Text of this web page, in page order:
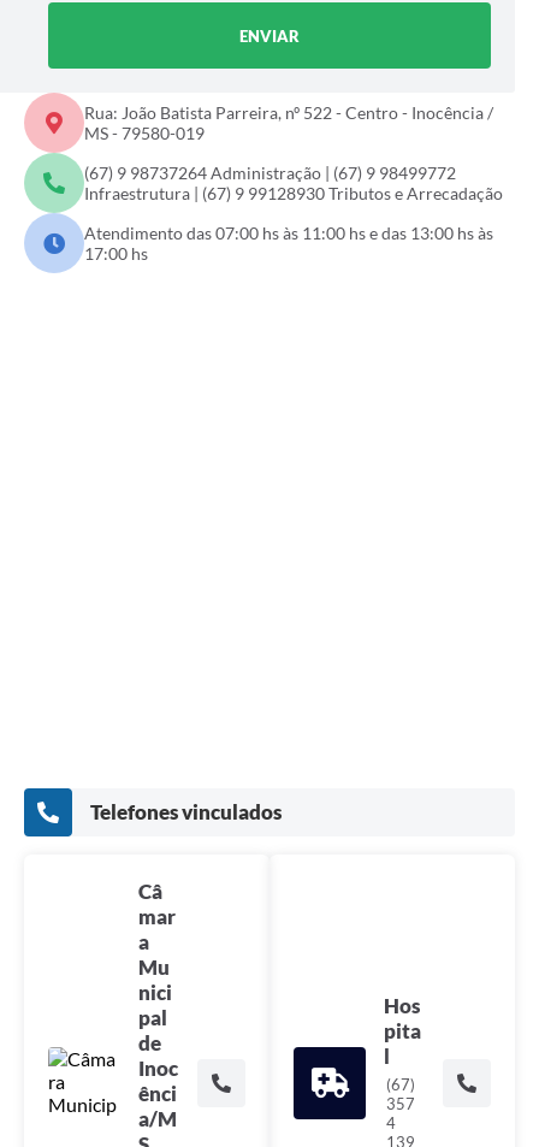
ENVIAR
Rua: João Batista Parreira, nº 522 - Centro - Inocência /
MS - 79580-019
(67) 9 98737264 Administração | (67) 9 98499772
Infraestrutura | (67) 9 99128930 Tributos e Arrecadação
Atendimento das 07:00 hs às 11:00 hs e das 13:00 hs às
17:00 hs
Telefones vinculados
Câ
mar
a
Mu
nici
pal
de
Inoc
ênci
a/M
Hos
pita
l
(67)
357
4
139